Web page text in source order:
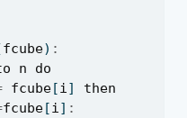
fcube) :
n
do
fcube [i] then
fcube [i] :